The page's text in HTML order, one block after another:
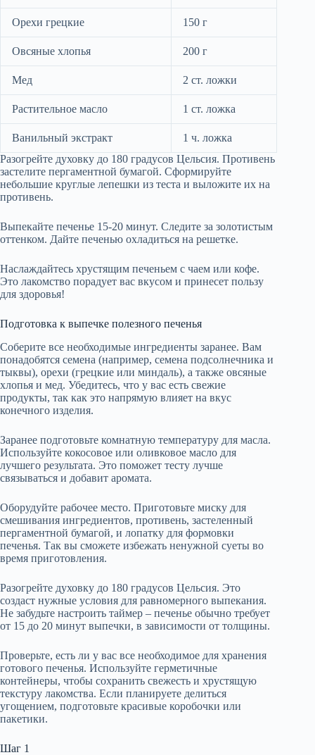
Орехи грецкие 150 г
Овсяные хлопья 200 г
Мед 2 ст. ложки
Растительное масло 1 ст. ложка
Ванильный экстракт
1 ч. ложка
Разогрейте духовку до 180 градусов Цельсия. Противень
застелите пергаментной бумагой. Сформируйте
небольшие круглые лепешки из теста и выложите их на
противень.
Выпекайте печенье 15-20 минут. Следите за золотистым
оттенком. Дайте печенью охладиться на решетке.
Наслаждайтесь хрустящим печеньем с чаем или кофе.
Это лакомство порадует вас вкусом и принесет пользу
для здоровья!
Подготовка к выпечке полезного печенья
Соберите все необходимые ингредиенты заранее. Вам
понадобятся семена (например, семена подсолнечника и
тыквы), орехи (грецкие или миндаль), а также овсяные
хлопья и мед. Убедитесь, что у вас есть свежие
продукты, так как это напрямую влияет на вкус
конечного изделия.
Заранее подготовьте комнатную температуру для масла.
Используйте кокосовое или оливковое масло для
лучшего результата. Это поможет тесту лучше
связываться и добавит аромата.
Оборудуйте рабочее место. Приготовьте миску для
смешивания ингредиентов, противень, застеленный
пергаментной бумагой, и лопатку для формовки
печенья. Так вы сможете избежать ненужной суеты во
время приготовления.
Разогрейте духовку до 180 градусов Цельсия. Это
создаст нужные условия для равномерного выпекания.
Не забудьте настроить таймер – печенье обычно требует
от 15 до 20 минут выпечки, в зависимости от толщины.
Проверьте, есть ли у вас все необходимое для хранения
готового печенья. Используйте герметичные
контейнеры, чтобы сохранить свежесть и хрустящую
текстуру лакомства. Если планируете делиться
угощением, подготовьте красивые коробочки или
пакетики.
Шаг 1